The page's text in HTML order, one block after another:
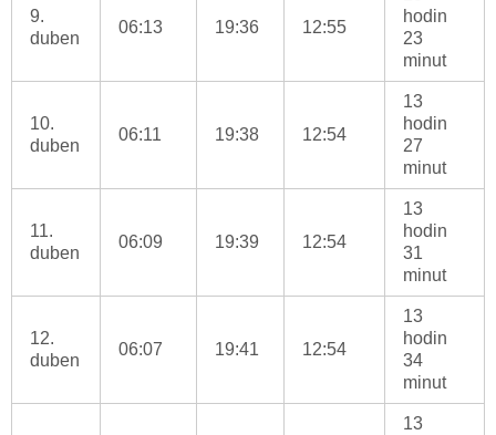
9.
duben
06:13 19:36 12:55
hodin
23
minut
10.
duben
06:11 19:38 12:54
13
hodin
27
minut
11.
duben
06:09 19:39 12:54
13
hodin
31
minut
12.
duben
06:07 19:41 12:54
13
hodin
34
minut
13